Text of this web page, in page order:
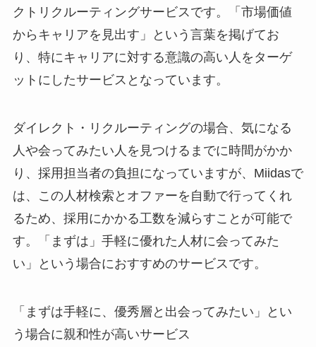
クトリクルーティングサービスです。「市場価値
からキャリアを見出す」という言葉を掲げてお
り、特にキャリアに対する意識の高い人をターゲ
ットにしたサービスとなっています。
ダイレクト・リクルーティングの場合、気になる
人や会ってみたい人を見つけるまでに時間がかか
り、採用担当者の負担になっていますが、Miidasで
は、この人材検索とオファーを自動で行ってくれ
るため、採用にかかる工数を減らすことが可能で
す。「まずは」手軽に優れた人材に会ってみた
い」という場合におすすめのサービスです。
「まずは手軽に、優秀層と出会ってみたい」とい
う場合に親和性が高いサービス